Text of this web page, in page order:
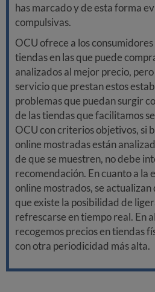
has marcado y de esta forma
compulsivas.
OCU ofrece a los
tiendas en las que puede
analizados al mejor precio,
servicio que prestan estos
problemas que puedan surgir
de las tiendas que facilitamos
OCU con criterios objetivos, si
online mostradas están
de que se muestren, no debe
recomendación. En cuanto a la
online mostrados, se actualizan
que existe la posibilidad de
refrescarse en tiempo real. En
recogemos precios en tiendas
con otra periodicidad más alta.